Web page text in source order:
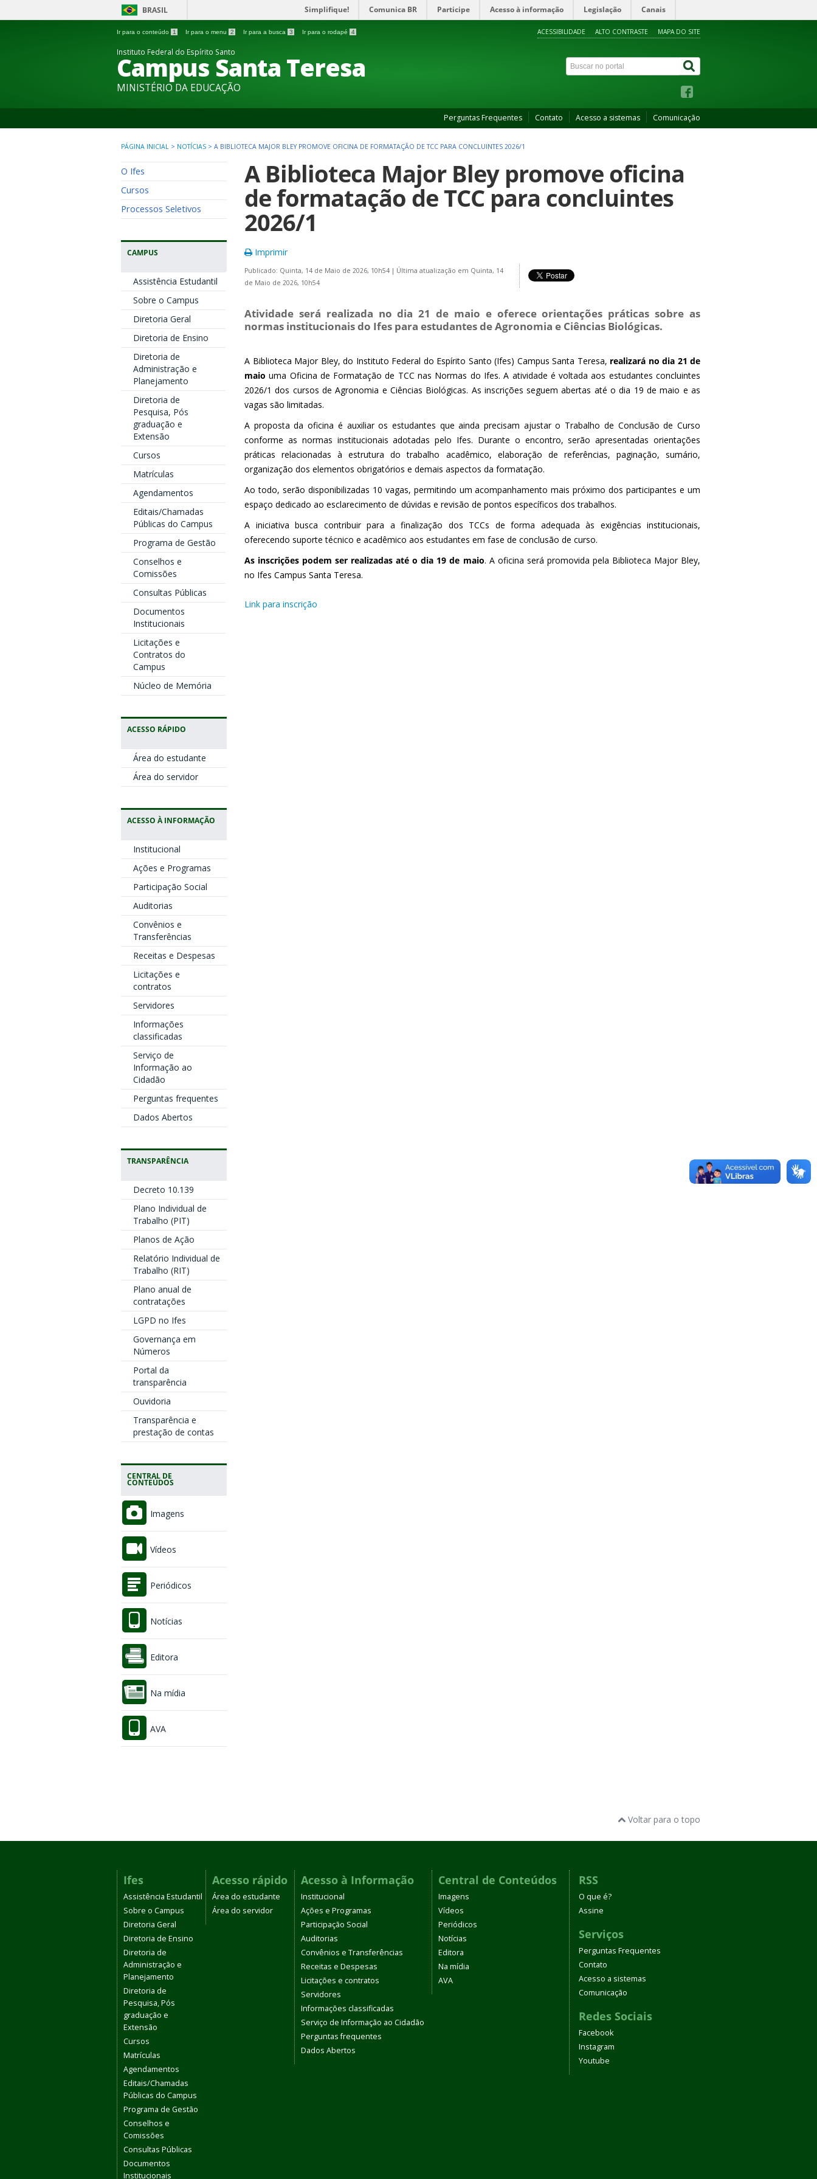
BRASIL Simplifique! Comunica BR Participe Acesso à informação Legislação Canais
Ir para o conteúdo 1 Ir para o menu 2 Ir para a busca 3 Ir para o rodapé 4 ACESSIBILIDADE ALTO CONTRASTE MAPA DO SITE
Instituto Federal do Espírito Santo
Campus Santa Teresa
MINISTÉRIO DA EDUCAÇÃO
Perguntas Frequentes Contato Acesso a sistemas Comunicação
PÁGINA INICIAL > NOTÍCIAS > A BIBLIOTECA MAJOR BLEY PROMOVE OFICINA DE FORMATAÇÃO DE TCC PARA CONCLUINTES 2026/1
O Ifes
Cursos
Processos Seletivos
CAMPUS
Assistência Estudantil
Sobre o Campus
Diretoria Geral
Diretoria de Ensino
Diretoria de
Administração e
Planejamento
Diretoria de
Pesquisa, Pós
graduação e
Extensão
Cursos
Matrículas
Agendamentos
Editais/Chamadas
Públicas do Campus
Programa de Gestão
Conselhos e
Comissões
Consultas Públicas
Documentos
Institucionais
Licitações e
Contratos do
Campus
Núcleo de Memória
ACESSO RÁPIDO
Área do estudante
Área do servidor
ACESSO À INFORMAÇÃO
Institucional
Ações e Programas
Participação Social
Auditorias
Convênios e
Transferências
Receitas e Despesas
Licitações e
contratos
Servidores
Informações
classificadas
Serviço de
Informação ao
Cidadão
Perguntas frequentes
Dados Abertos
TRANSPARÊNCIA
Decreto 10.139
Plano Individual de
Trabalho (PIT)
Planos de Ação
Relatório Individual de
Trabalho (RIT)
Plano anual de
contratações
LGPD no Ifes
Governança em
Números
Portal da
transparência
Ouvidoria
Transparência e
prestação de contas
CENTRAL DE
CONTEÚDOS
Imagens
Vídeos
Periódicos
Notícias
Editora
Na mídia
AVA
A Biblioteca Major Bley promove oficina
de formatação de TCC para concluintes
2026/1
Imprimir
Publicado: Quinta, 14 de Maio de 2026, 10h54 | Última atualização em Quinta, 14
de Maio de 2026, 10h54
Atividade será realizada no dia 21 de maio e oferece orientações práticas sobre as
normas institucionais do Ifes para estudantes de Agronomia e Ciências Biológicas.
A Biblioteca Major Bley, do Instituto Federal do Espírito Santo (Ifes) Campus Santa Teresa, realizará no dia 21 de
maio uma Oficina de Formatação de TCC nas Normas do Ifes. A atividade é voltada aos estudantes concluintes
2026/1 dos cursos de Agronomia e Ciências Biológicas. As inscrições seguem abertas até o dia 19 de maio e as
vagas são limitadas.
A proposta da oficina é auxiliar os estudantes que ainda precisam ajustar o Trabalho de Conclusão de Curso
conforme as normas institucionais adotadas pelo Ifes. Durante o encontro, serão apresentadas orientações
práticas relacionadas à estrutura do trabalho acadêmico, elaboração de referências, paginação, sumário,
organização dos elementos obrigatórios e demais aspectos da formatação.
Ao todo, serão disponibilizadas 10 vagas, permitindo um acompanhamento mais próximo dos participantes e um
espaço dedicado ao esclarecimento de dúvidas e revisão de pontos específicos dos trabalhos.
A iniciativa busca contribuir para a finalização dos TCCs de forma adequada às exigências institucionais,
oferecendo suporte técnico e acadêmico aos estudantes em fase de conclusão de curso.
As inscrições podem ser realizadas até o dia 19 de maio. A oficina será promovida pela Biblioteca Major Bley,
no Ifes Campus Santa Teresa.
Link para inscrição
Voltar para o topo
Ifes
Assistência Estudantil
Sobre o Campus
Diretoria Geral
Diretoria de Ensino
Diretoria de
Administração e
Planejamento
Diretoria de
Pesquisa, Pós
graduação e
Extensão
Cursos
Matrículas
Agendamentos
Editais/Chamadas
Públicas do Campus
Programa de Gestão
Conselhos e
Comissões
Consultas Públicas
Documentos
Institucionais
Acesso rápido
Área do estudante
Área do servidor
Acesso à Informação
Institucional
Ações e Programas
Participação Social
Auditorias
Convênios e Transferências
Receitas e Despesas
Licitações e contratos
Servidores
Informações classificadas
Serviço de Informação ao Cidadão
Perguntas frequentes
Dados Abertos
Central de Conteúdos
Imagens
Vídeos
Periódicos
Notícias
Editora
Na mídia
AVA
RSS
O que é?
Assine
Serviços
Perguntas Frequentes
Contato
Acesso a sistemas
Comunicação
Redes Sociais
Facebook
Instagram
Youtube